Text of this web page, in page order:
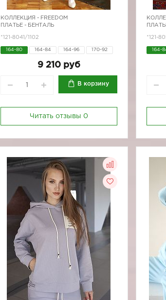
КОЛЛЕКЦИЯ - FREEDOM
ПЛАТЬЕ - БЕНТАЛЬ
*121-8041/1102
164-80 164-84 164-96 170-92
9 210 руб
В корзину
Читать отзывы 0
*121-
164-